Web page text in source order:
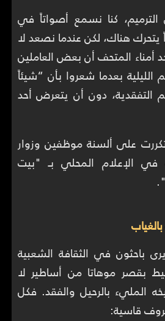
كنا نسمع أصواتاً في
يتحرك هناك، لكن عندما نصعد لا
أمناء المتحف أن بعض العاملين
بعدما شعروا بأن “شيئاً
التفقدية، دون أن يتعرض أحد
على ألسنة موظفين وزوار
الإعلام المحلي بـ "بيت
باحثون في الثقافة الشعبية
بقصر موهاتا من أساطير لا
المليء بالرحيل والفقد. فكل
قاسية: